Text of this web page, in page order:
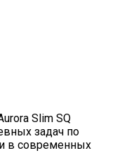
Slim SQ
задач по
в современных